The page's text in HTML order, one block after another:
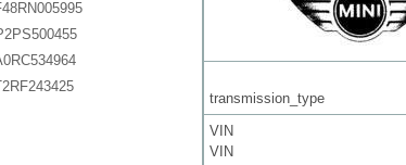
transmission_type
VIN
VIN